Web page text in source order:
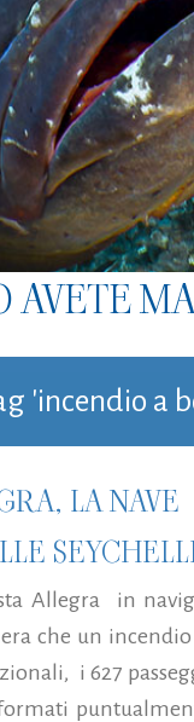
'incendio a
LA NAVE
Allegra in
che un
i 627